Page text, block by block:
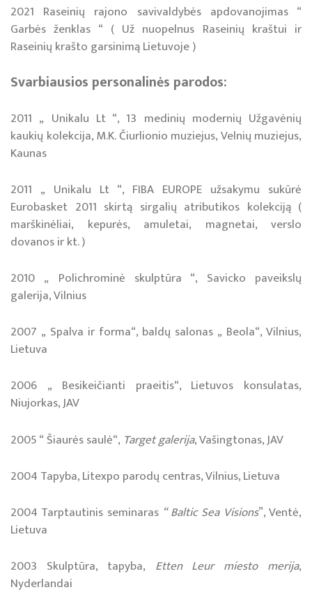
2021 Raseinių rajono savivaldybės apdovanojimas “
Garbės ženklas “ ( Už nuopelnus Raseinių kraštui ir
Raseinių krašto garsinimą Lietuvoje )
Svar­biau­sios per­so­na­li­nės pa­ro­dos:
2011 „ Unikalu Lt “, 13 medinių modernių Užgavėnių
kaukių kolekcija, M.K. Čiurlionio muziejus, Velnių muziejus,
Kaunas
2011 „ Unikalu Lt “, FIBA EUROPE užsakymu sukūrė
Eurobasket 2011 skirtą sirgalių atributikos kolekciją (
marškinėliai, kepurės, amuletai, magnetai, verslo
dovanos ir kt. )
2010 „ Polichrominė skulptūra “, Savicko paveikslų
galerija, Vilnius
2007 „ Spalva ir forma“, baldų salonas „ Beola“, Vilnius,
Lietuva
2006 „ Besikeičianti praeitis“, Lietuvos konsulatas,
Niujorkas, JAV
2005 “ Šiaurės saulė“, Target galerija, Vašingtonas, JAV
2004 Tapyba, Litexpo parodų centras, Vilnius, Lietuva
2004 Tarptautinis seminaras “ Baltic Sea Visions”, Ventė,
Lietuva
2003 Skulptūra, tapyba, Etten Leur miesto merija,
Nyderlandai